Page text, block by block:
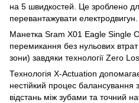
на 5 швидкостей. Це зроблено
перевантажувати електродвигун.
Манетка Sram X01 Eagle Single
перемикання без нульових втрат
зони) завдяки технології Zero
Технологія X-Actuation
нестійкий процес балансування
відстань між зубами та точний